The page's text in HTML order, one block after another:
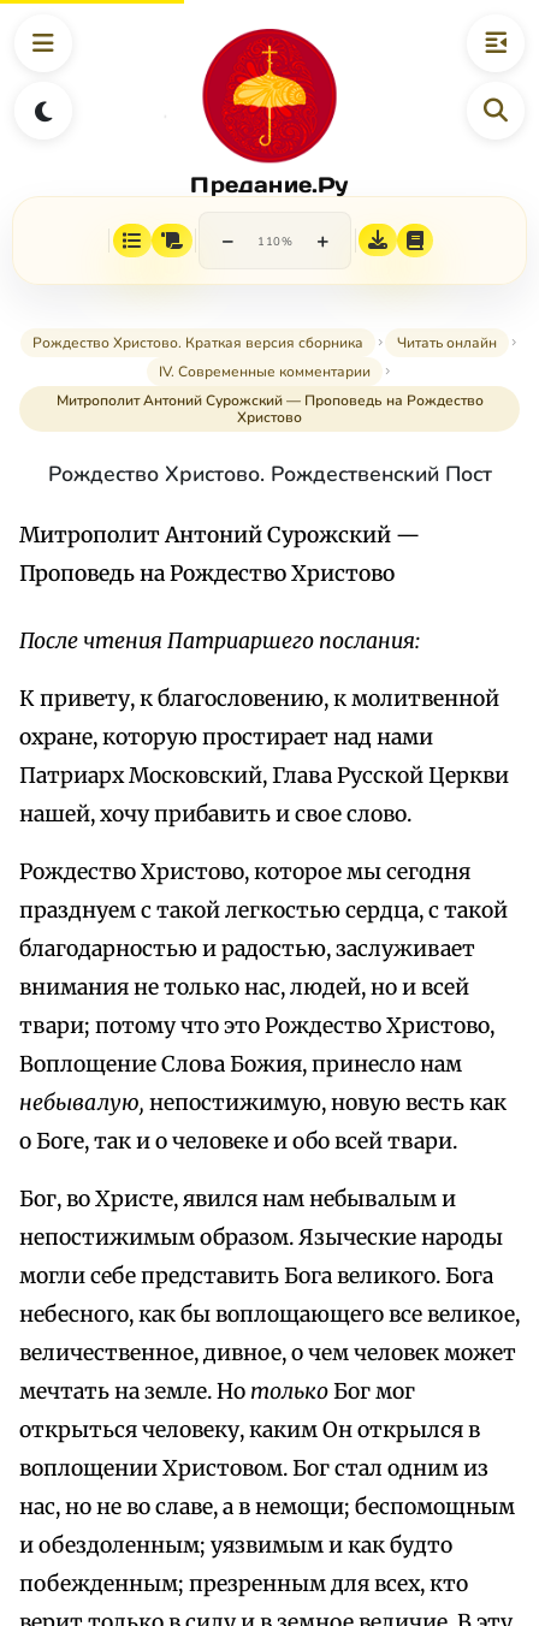
Предание.Ру
− 110% +
Рождество Христово. Краткая версия сборника
Читать онлайн
IV. Современные комментарии
Митрополит Антоний Сурожский — Проповедь на Рождество
Христово
Рождество Христово. Рождественский Пост
Митрополит Антоний Сурожский —
Проповедь на Рождество Христово
После чтения Патриаршего послания:
К привету, к благословению, к молитвенной
охране, которую простирает над нами
Патриарх Московский, Глава Русской Церкви
нашей, хочу прибавить и свое слово.
Рождество Христово, которое мы сегодня
празднуем с такой легкостью сердца, с такой
благодарностью и радостью, заслуживает
внимания не только нас, людей, но и всей
твари; потому что это Рождество Христово,
Воплощение Слова Божия, принесло нам
небывалую, непостижимую, новую весть как
о Боге, так и о человеке и обо всей твари.
Бог, во Христе, явился нам небывалым и
непостижимым образом. Языческие народы
могли себе представить Бога великого. Бога
небесного, как бы воплощающего все великое,
величественное, дивное, о чем человек может
мечтать на земле. Но толькоБог мог
открыться человеку, каким Он открылся в
воплощении Христовом. Бог стал одним из
нас, но не во славе, а в немощи; беспомощным
и обездоленным; уязвимым и как будто
побежденным; презренным для всех, кто